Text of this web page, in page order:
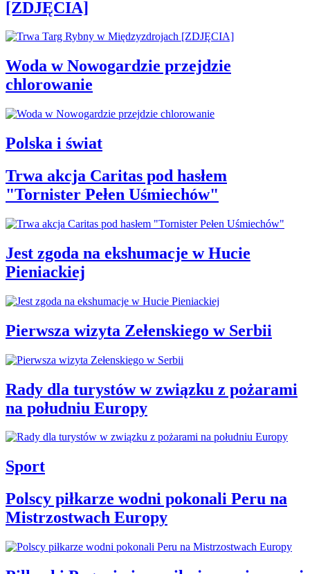
[ZDJĘCIA]
Woda w Nowogardzie przejdzie
chlorowanie
Polska i świat
Trwa akcja Caritas pod hasłem
"Tornister Pełen Uśmiechów"
Jest zgoda na ekshumacje w Hucie
Pieniackiej
Pierwsza wizyta Zełenskiego w Serbii
Rady dla turystów w związku z pożarami
na południu Europy
Sport
Polscy piłkarze wodni pokonali Peru na
Mistrzostwach Europy